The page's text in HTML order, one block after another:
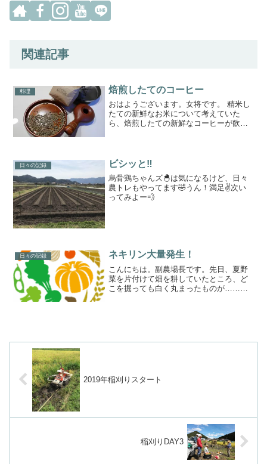
関連記事
料理 焙煎したてのコーヒー
おはようございます。女将です。 精米し
たての新鮮なお米について考えていた
ら、焙煎したての新鮮なコーヒーが飲み
で売っている豆・粉を使...
日々の記録 ビシッと‼️
烏骨鶏ちゃんズ🐣は気になるけど、日々
農トレもやってます🤣うん！満足✌️次い
ってみよー💨
日々の記録 ネキリン大量発生！
こんにちは。副農場長です。先日、夏野
菜を片付けて畑を耕していたところ、ど
こを掘っても白く丸まったものが……親
2019年稲刈りスタート
稲刈りDAY3